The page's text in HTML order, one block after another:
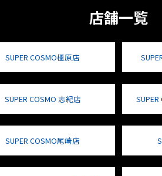
店舗一覧
SUPER COSMO橿原店
SUPER COSMO 志紀店
SUPER COSMO尾崎店